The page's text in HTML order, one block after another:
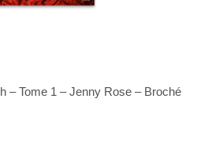
– Tome 1 – Jenny Rose – Broché